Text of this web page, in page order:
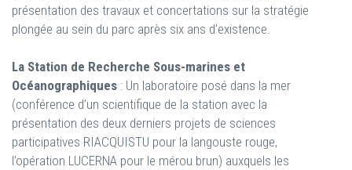
présentation des travaux et concertations sur la stratégie
plongée au sein du parc après six ans d’existence.
La Station de Recherche Sous-marines et
Océanographiques : Un laboratoire posé dans la mer
(conférence d’un scientifique de la station avec la
présentation des deux derniers projets de sciences
participatives RIACQUISTU pour la langouste rouge,
l’opération LUCERNA pour le mérou brun) auxquels les